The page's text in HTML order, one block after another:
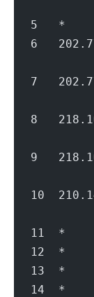
5   *
6
7
8
9
10
11  *
12  *
13  *
14  *